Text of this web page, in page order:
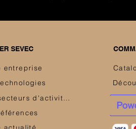
SEVEC
entreprise
Nos secteurs d'activités